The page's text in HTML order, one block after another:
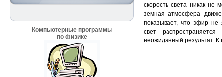
Компьютерные программы
по физике
скорость света никак не
земная атмосфера
показывает, что эфир не
свет
неожиданный результат.